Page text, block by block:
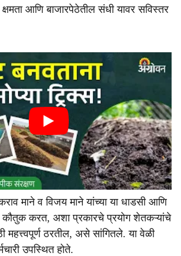
क्षमता आणि बाजारपेठेतील संधी यावर सविस्तर
माने व विजय माने यांच्या या धाडसी आणि
कौतुक करत, अशा प्रकारचे प्रयोग शेतकऱ्यांचे
महत्त्वपूर्ण ठरतील, असे सांगितले. या वेळी
उपस्थित होते.